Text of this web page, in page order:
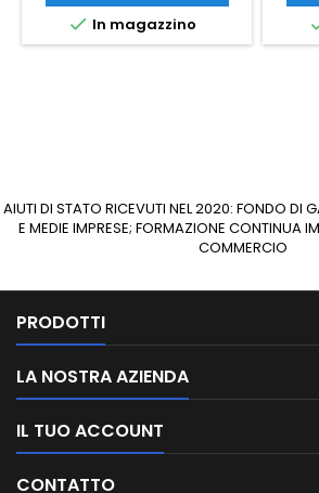
 In magazzino
AIUTI DI STATO RICEVUTI NEL 2020: FONDO DI
E MEDIE IMPRESE; FORMAZIONE CONTINUA
COMMERCIO
PRODOTTI
LA NOSTRA AZIENDA
IL TUO ACCOUNT
CONTATTO